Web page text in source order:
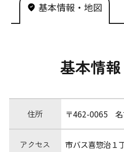
基本情報・地図
基本情
住所 〒462-0065 名
アクセス 市バス喜惣治１